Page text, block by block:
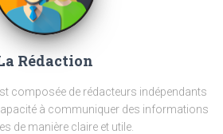
Rédaction
composée de rédacteurs indépendants
à communiquer des informations
de manière claire et utile.